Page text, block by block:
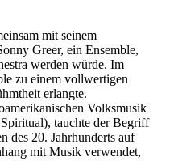
mit seinem
Greer, ein Ensemble,
werden würde. Im
zu einem vollwertigen
erlangte.
Volksmusik
tauchte der Begriff
des 20. Jahrhunderts auf
mit Musik verwendet,